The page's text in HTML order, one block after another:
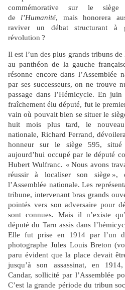
commémorative sur le siège
de l’Humanité, mais honorera
raviver un débat structurant à
révolution ?
Il est l’un des plus grands tribuns
au panthéon de la gauche
résonne encore dans l’Assemblée
par ses successeurs, on ne trouve
passage dans l’Hémicycle. En
fraîchement élu député, fut le
vain où pouvait bien se situer le
huit mois plus tard, le nouveau
nationale, Richard Ferrand,
honneur sur le siège 595, situé
aujourd’hui occupé par le député
Hubert Wulfranc. « Nous avons
réussir à localiser son siège »,
l’Assemblée nationale. Les
tribune, intervenant bras grands
pointés vers son adversaire pour
sont connues. Mais il n’existe
député du Tarn assis dans
Elle fut prise en 1914 par l’un
photographe Jules Louis Breton
paru évident que la place devait
jusqu’à son assassinat, en
Candar, sollicité par l’Assemblée
C’est la grande période du tribun